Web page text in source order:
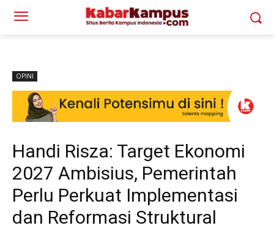
OPINI
Handi Risza: Target Ekonomi
2027 Ambisius, Pemerintah
Perlu Perkuat Implementasi
dan Reformasi Struktural